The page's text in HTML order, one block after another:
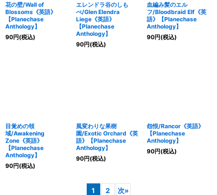
花の壁/Wall of
Blossoms《英語》
【Planechase
Anthology】
90円(税込)
エレンドラ谷のしも
べ/Glen Elendra
Liege《英語》
【Planechase
Anthology】
90円(税込)
血編み髪のエル
フ/Bloodbraid Elf《英
語》【Planechase
Anthology】
90円(税込)
目覚めの領
域/Awakening
Zone《英語》
【Planechase
Anthology】
90円(税込)
風変わりな果樹
園/Exotic Orchard《英
語》【Planechase
Anthology】
90円(税込)
怨恨/Rancor《英語》
【Planechase
Anthology】
90円(税込)
1 2 次»